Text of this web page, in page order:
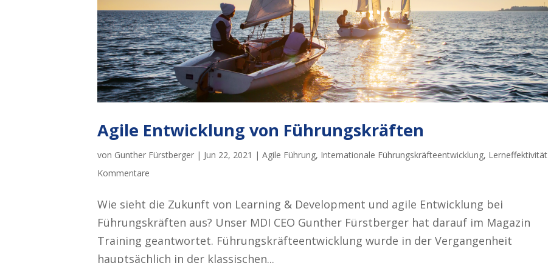
Agile Entwicklung von Führungskräften
von Gunther Fürstberger | Jun 22, 2021 | Agile Führung, Internationale Führungskräfteentwicklung, Lerneffektivität
Kommentare
Wie sieht die Zukunft von Learning & Development und agile Entwicklung bei
Führungskräften aus? Unser MDI CEO Gunther Fürstberger hat darauf im Magazin
Training geantwortet. Führungskräfteentwicklung wurde in der Vergangenheit
hauptsächlich in der klassischen...